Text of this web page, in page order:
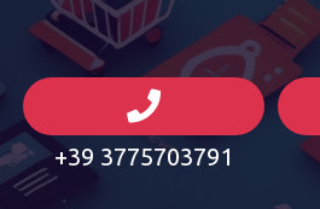
+39 3775703791